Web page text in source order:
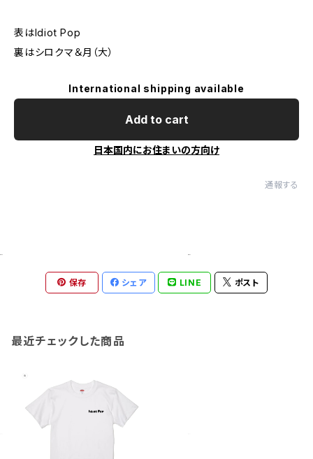
表はIdiot Pop
裏はシロクマ＆月（大）
International shipping available
Add to cart
日本国内にお住まいの方向け
通報する
保存 シェア LINE ポスト
最近チェックした商品